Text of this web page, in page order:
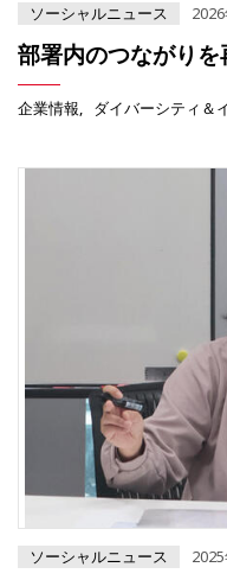
ソーシャルニュース
部署内のつながり
企業情報 ダイバーシティ＆
ソーシャルニュース